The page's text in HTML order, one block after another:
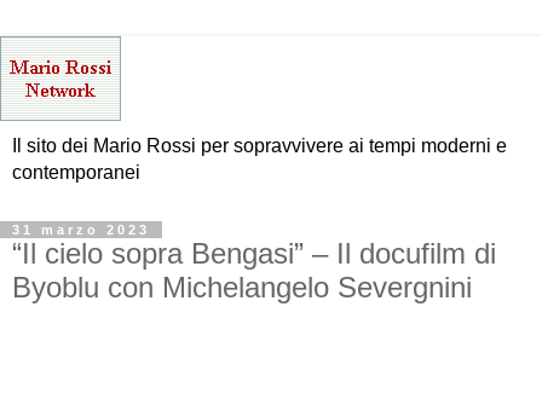
Il sito dei Mario Rossi per sopravvivere ai tempi moderni e
contemporanei
31 marzo 2023
“Il cielo sopra Bengasi” – Il docufilm di
Byoblu con Michelangelo Severgnini